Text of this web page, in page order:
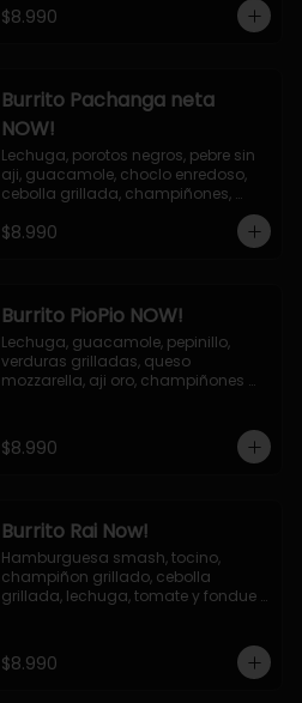
$8.990
Burrito Pachanga neta
NOW!
Lechuga, porotos negros, pebre sin
aji, guacamole, choclo enredoso,
cebolla grillada, champiñones,
$8.990
Burrito PioPio NOW!
Lechuga, guacamole, pepinillo,
verduras grilladas, queso
mozzarella, aji oro, champiñones
$8.990
Burrito Rai Now!
Hamburguesa smash, tocino,
champiñon grillado, cebolla
grillada, lechuga, tomate y fondue
$8.990